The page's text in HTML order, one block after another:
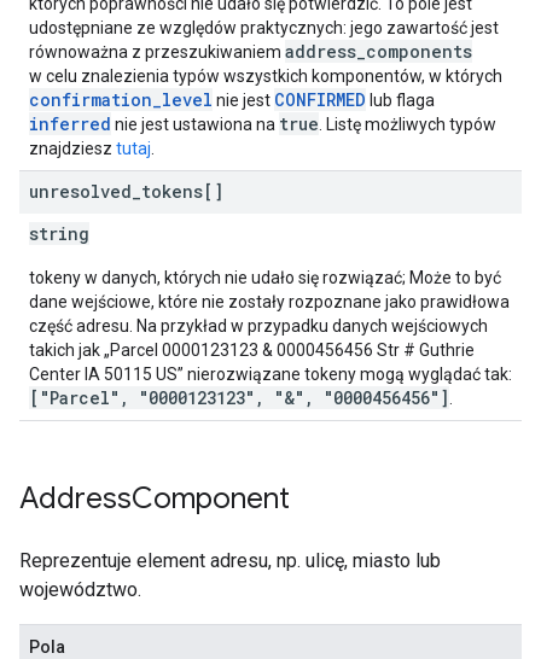
udostępniane ze względów praktycznych: jego zawartość jest
równoważna z przeszukiwaniem address_components
w celu znalezienia typów wszystkich komponentów, w których
confirmation_level nie jest CONFIRMED lub flaga
inferred nie jest ustawiona na true . Listę możliwych typów
znajdziesz tutaj
unresolved tokens[]
string
tokeny w danych, których nie udało się rozwiązać; Może to być
dane wejściowe, które nie zostały rozpoznane jako prawidłowa
część adresu. Na przykład w przypadku danych wejściowych
takich jak „Parcel 0000123123 & 0000456456 Str # Guthrie
Center IA 50115 US” nierozwiązane tokeny mogą wyglądać tak:
["Parcel", "0000123123", "&", "0000456456"]
AddressComponent
Reprezentuje element adresu, np. ulicę, miasto lub
województwo.
Pola